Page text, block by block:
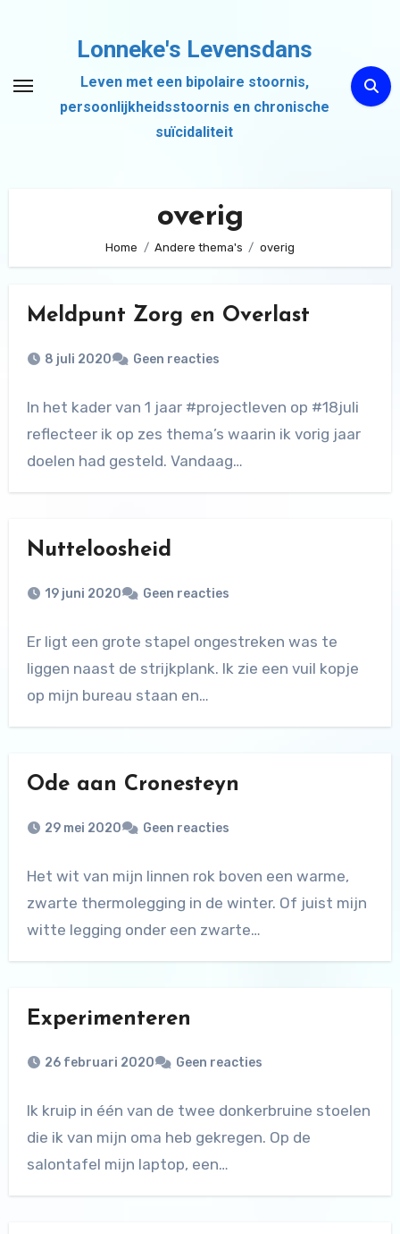
inhoud
Lonneke's Levensdans
Leven met een bipolaire stoornis,
persoonlijkheidsstoornis en chronische
suïcidaliteit
overig
Home Andere thema's overig
Meldpunt Zorg en Overlast
8 juli 2020 Geen reacties
In het kader van 1 jaar #projectleven op #18juli
reflecteer ik op zes thema’s waarin ik vorig jaar
doelen had gesteld. Vandaag…
Nutteloosheid
19 juni 2020 Geen reacties
Er ligt een grote stapel ongestreken was te
liggen naast de strijkplank. Ik zie een vuil kopje
op mijn bureau staan en…
Ode aan Cronesteyn
29 mei 2020 Geen reacties
Het wit van mijn linnen rok boven een warme,
zwarte thermolegging in de winter. Of juist mijn
witte legging onder een zwarte…
Experimenteren
26 februari 2020 Geen reacties
Ik kruip in één van de twee donkerbruine stoelen
die ik van mijn oma heb gekregen. Op de
salontafel mijn laptop, een…